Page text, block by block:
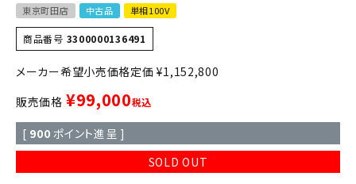
東京町田店 中古品 単相100V
商品番号 3300000136491
定価 ¥1,152,800
販売価格 ¥99,000税込
[ 900 ポイント進呈 ]
SOLD OUT